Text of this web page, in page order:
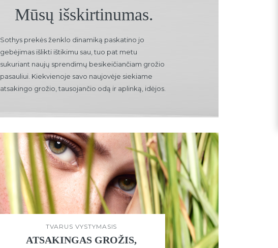
Mūsų išskirtinumas.
Sothys prekės ženklo dinamiką paskatino jo
gebėjimas išlikti ištikimu sau, tuo pat metu
sukuriant naujų sprendimų besikeičiančiam grožio
pasauliui. Kiekvienoje savo naujovėje siekiame
atsakingo grožio, tausojančio odą ir aplinką, idėjos.
TVARUS VYSTYMASIS
ATSAKINGAS GROŽIS,